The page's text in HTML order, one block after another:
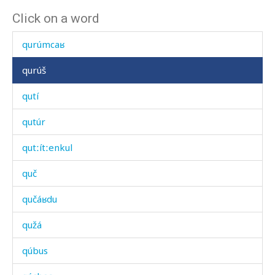
Click on a word
qur
qurúmcaʁ
qurúš
qutí
qutúr
qutːítːenkul
quč
qučáʁdu
qužá
qúbus